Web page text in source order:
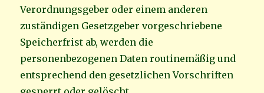
Verordnungsgeber oder einem anderen
zuständigen Gesetzgeber vorgeschriebene
Speicherfrist ab, werden die
personenbezogenen Daten routinemäßig und
entsprechend den gesetzlichen Vorschriften